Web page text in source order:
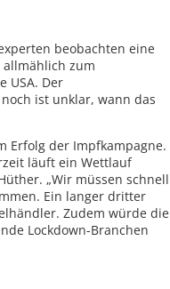
beobachten eine
zum
USA. Der
ist unklar, wann das
Erfolg der Impfkampagne.
läuft ein Wettlauf
„Wir müssen schnell
Ein langer dritter
Zudem würde die
Lockdown-Branchen